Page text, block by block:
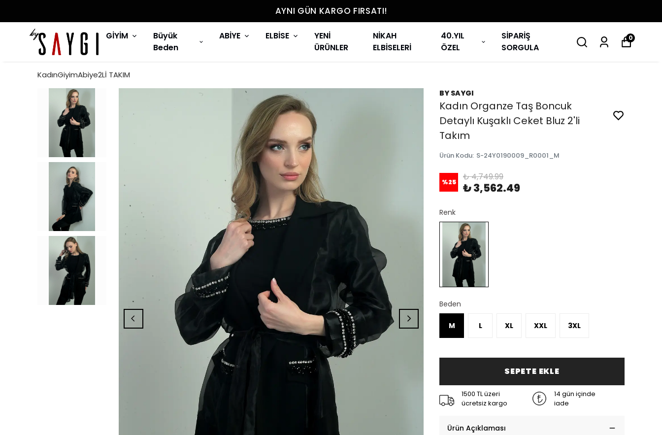
AYNI GÜN KARGO FIRSATI!
GİYİM
Büyük
Beden
ABİYE ELBİSE
YENİ
ÜRÜNLER
NİKAH
ELBİSELERİ
40.YIL
ÖZEL
SİPARİŞ
SORGULA
0
KadınGiyimAbiye2Lİ TAKIM
BY SAYGI
Kadın Organze Taş Boncuk
Detaylı Kuşaklı Ceket Bluz 2'li
Takım
Ürün Kodu: S-24Y0190009_R0001_M
%25 ₺ 4,749.99
₺ 3,562.49
Renk
Beden
M L XL XXL 3XL
SEPETE EKLE
1500 TL üzeri
ücretsiz kargo
14 gün içinde
iade
Ürün Açıklaması